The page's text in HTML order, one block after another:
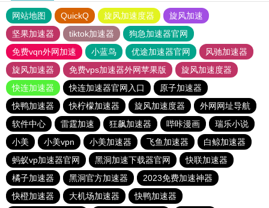
网站地图 QuickQ 旋风加速度器
旋风加速
坚果加速器
tiktok加速器
狗急加速器官网
免费vqn外网加速
小蓝鸟 优途加速器官网
风驰加速器
旋风加速器
免费vps加速器外网苹果版
旋风加速度器
快连加速器
快连加速器官网入口
原子加速器
快鸭加速器
快柠檬加速器 旋风加速度器
外网网址导航
软件中心
雷霆加速 狂飙加速器 哔咔漫画
瑞乐小说
小美
小美vpn 小美加速器 飞鱼加速器
白鲸加速器
蚂蚁vp加速器官网
黑洞加速下载器官网
快联加速器
橘子加速器
黑洞官方加速器
2023免费加速神器
快橙加速器
大机场加速器 快鸭加速器